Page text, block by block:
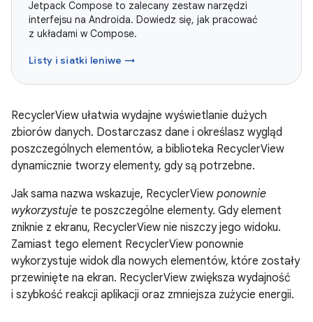
Jetpack Compose to zalecany zestaw narzędzi
interfejsu na Androida. Dowiedz się, jak pracować
z układami w Compose.
Listy i siatki leniwe →
RecyclerView ułatwia wydajne wyświetlanie dużych
zbiorów danych. Dostarczasz dane i określasz wygląd
poszczególnych elementów, a biblioteka RecyclerView
dynamicznie tworzy elementy, gdy są potrzebne.
Jak sama nazwa wskazuje, RecyclerView ponownie
wykorzystuje te poszczególne elementy. Gdy element
zniknie z ekranu, RecyclerView nie niszczy jego widoku.
Zamiast tego element RecyclerView ponownie
wykorzystuje widok dla nowych elementów, które zostały
przewinięte na ekran. RecyclerView zwiększa wydajność
i szybkość reakcji aplikacji oraz zmniejsza zużycie energii.